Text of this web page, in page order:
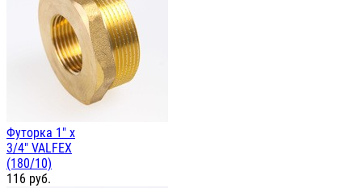
Футорка 1" х
3/4" VALFEX
(180/10)
116 руб.